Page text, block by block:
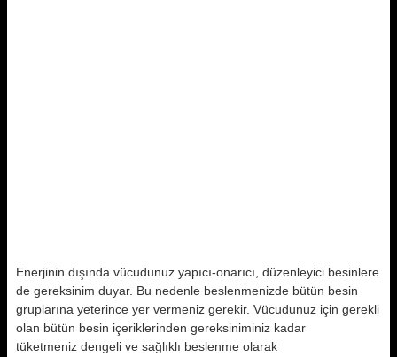
Enerjinin dışında vücudunuz yapıcı-onarıcı, düzenleyici besinlere
de gereksinim duyar. Bu nedenle beslenmenizde bütün besin
gruplarına yeterince yer vermeniz gerekir. Vücudunuz için gerekli
olan bütün besin içeriklerinden gereksiniminiz kadar
tüketmeniz dengeli ve sağlıklı beslenme olarak